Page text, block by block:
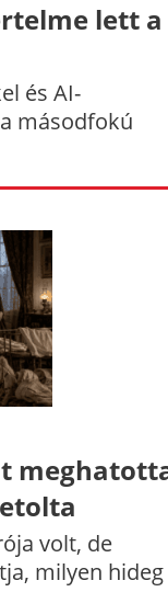
lett a
és AI-
másodfokú
volt, de
milyen hideg